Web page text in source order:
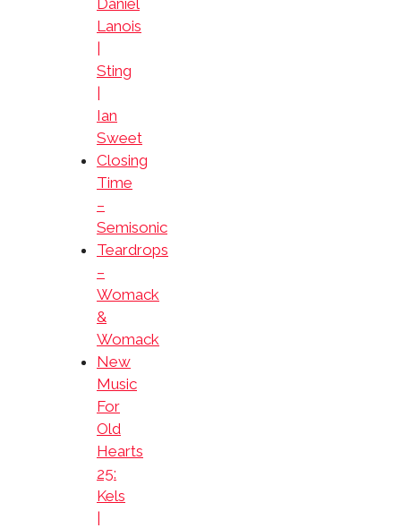
Daniel
Lanois
Sting
Ian
Sweet
Closing
Time
–
Semisonic
Teardrops
–
Womack
&
Womack
New
Music
For
Old
Hearts
25:
Kels